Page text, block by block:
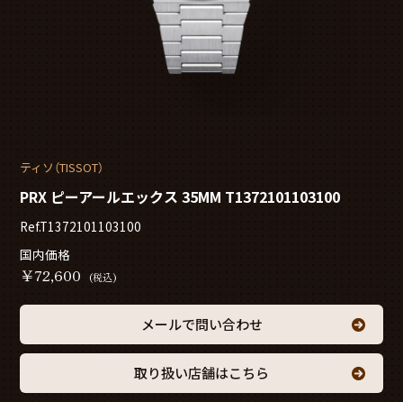
ティソ（TISSOT）
PRX ピーアールエックス 35MM T1372101103100
Ref.T1372101103100
国内価格
￥72,600 (税込)
メールで問い合わせ
取り扱い店舗はこちら